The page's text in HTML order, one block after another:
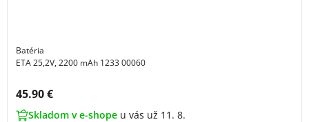
Batéria
ETA 25,2V, 2200 mAh 1233 00060
Cena s DPH:
45.90 €
Skladom v e-shope u vás už 11. 8.